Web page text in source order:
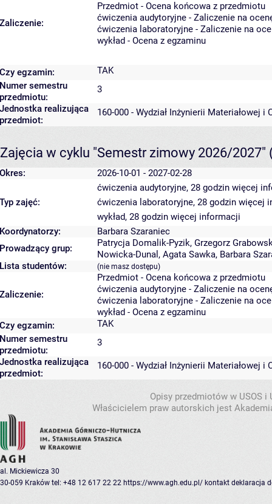
Zaliczenie:
Przedmiot - Ocena końcowa z przedmiotu
ćwiczenia audytoryjne - Zaliczenie na
ćwiczenia laboratoryjne - Zaliczenie na
wykład - Ocena z egzaminu
Czy egzamin:
TAK
Numer semestru
przedmiotu:
3
Jednostka realizująca
przedmiot:
160-000 - Wydział Inżynierii Materiałowej i
Zajęcia w cyklu "Semestr zimowy 2026/2027"
Okres: 2026-10-01 - 2027-02-28
Typ zajęć:
ćwiczenia audytoryjne, 28 godzin więcej
ćwiczenia laboratoryjne, 28 godzin więcej
wykład, 28 godzin więcej informacji
Koordynatorzy:
Barbara Szaraniec
Prowadzący grup:
Patrycja Domalik-Pyzik, Grzegorz
Nowicka-Dunal , Agata Sawka, Barbara
Lista studentów:
(nie masz dostępu)
Zaliczenie:
Przedmiot - Ocena końcowa z przedmiotu
ćwiczenia audytoryjne - Zaliczenie na
ćwiczenia laboratoryjne - Zaliczenie na
wykład - Ocena z egzaminu
Czy egzamin:
TAK
Numer semestru
przedmiotu:
3
Jednostka realizująca
przedmiot:
160-000 - Wydział Inżynierii Materiałowej i
Opisy przedmiotów w USOS
Właścicielem praw autorskich jest
al. Mickiewicza 30
30-059 Kraków tel: +48 12 617 22 22 https://www.agh.edu.pl/ kontakt deklaracja